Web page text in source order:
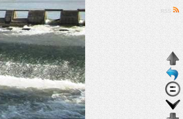
RSS